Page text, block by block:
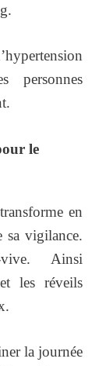
personnes
le
en
sa vigilance.
Ainsi
les réveils
la journée